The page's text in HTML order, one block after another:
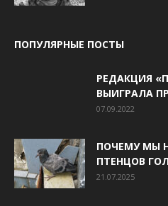
ПОПУЛЯРНЫЕ ПОСТЫ
РЕДАКЦИЯ
ВЫИГРАЛА
07.09.2022
ПОЧЕМУ МЫ
ПТЕНЦОВ
21.07.2025